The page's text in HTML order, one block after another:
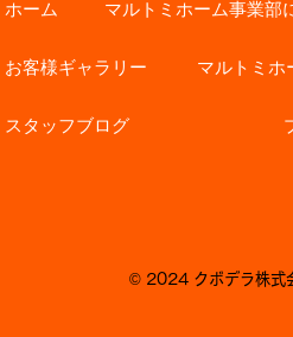
© 2024 クボデラ株式
ホーム マルトミホーム事業部
お客様ギャラリー マルトミホ
スタッフブログ